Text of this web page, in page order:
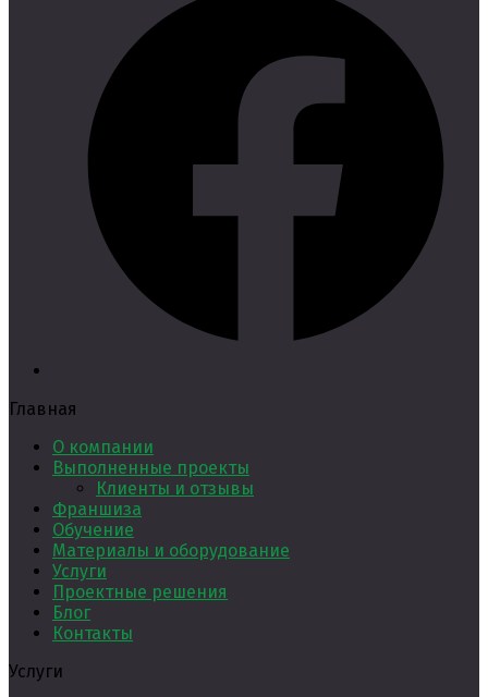
Главная
О компании
Выполненные проекты
Клиенты и отзывы
Франшиза
Обучение
Материалы и оборудование
Услуги
Проектные решения
Блог
Контакты
Услуги